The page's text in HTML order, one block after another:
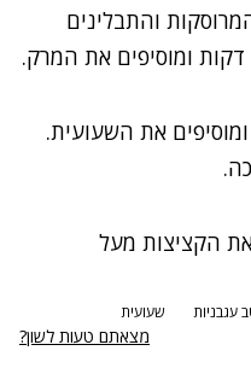
והתבלינים
הרוטב כ-10 דקות ומוסיפים את השעועית.
הקציצות מעל
עגבניות שעועית
מצאתם טעות לשון?